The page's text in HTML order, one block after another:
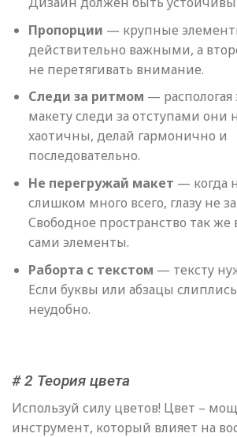
Пропорции — крупные
действительно важными, а
не перетягивать внимание.
Следи за ритмом —
макету следи за отступами
хаотичны, делай гармонично и
последовательно.
Не перегружай макет — когда
слишком много всего, глазу не
Свободное пространство так же
сами элементы.
Раборта с текстом — тексту
Если буквы или абзацы
неудобно.
# 2 Теория цвета
Используй силу цветов! Цвет –
инструмент, который влияет на